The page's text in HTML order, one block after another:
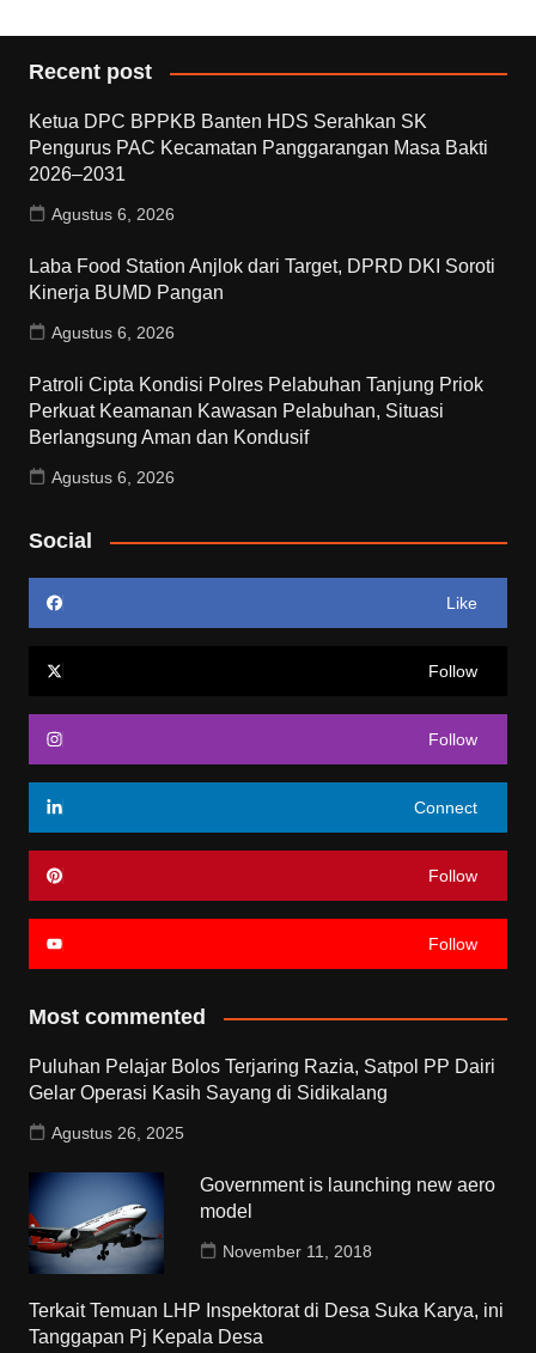
Recent post
Ketua DPC BPPKB Banten HDS Serahkan SK
Pengurus PAC Kecamatan Panggarangan Masa Bakti
2026–2031
Agustus 6, 2026
Laba Food Station Anjlok dari Target, DPRD DKI Soroti
Kinerja BUMD Pangan
Agustus 6, 2026
Patroli Cipta Kondisi Polres Pelabuhan Tanjung Priok
Perkuat Keamanan Kawasan Pelabuhan, Situasi
Berlangsung Aman dan Kondusif
Agustus 6, 2026
Social
Like
Follow
Follow
Connect
Follow
Follow
Most commented
Puluhan Pelajar Bolos Terjaring Razia, Satpol PP Dairi
Gelar Operasi Kasih Sayang di Sidikalang
Agustus 26, 2025
Government is launching new aero
model
November 11, 2018
Terkait Temuan LHP Inspektorat di Desa Suka Karya, ini
Tanggapan Pj Kepala Desa